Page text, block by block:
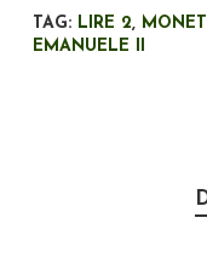
TAG: LIRE 2,
EMANUELE II